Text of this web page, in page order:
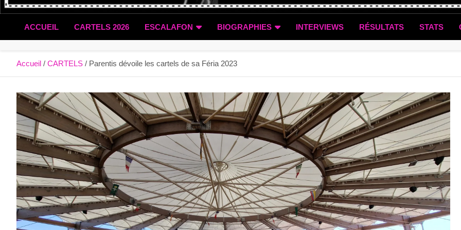
ACCUEIL CARTELS 2026 ESCALAFON BIOGRAPHIES INTERVIEWS RÉSULTATS STATS
Accueil CARTELS Parentis dévoile les cartels de sa Féria 2023